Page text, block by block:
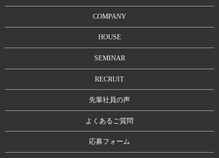
COMPANY
HOUSE
SEMINAR
RECRUIT
先輩社員の声
よくあるご質問
応募フォーム